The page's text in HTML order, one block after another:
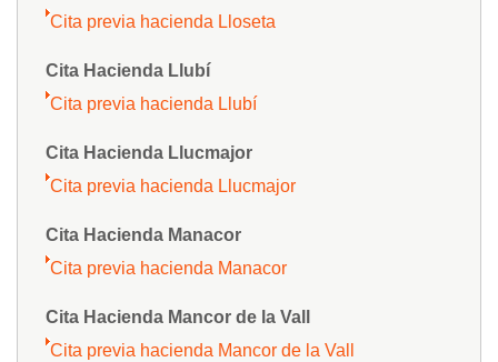
Cita previa hacienda Lloseta
Cita Hacienda Llubí
Cita previa hacienda Llubí
Cita Hacienda Llucmajor
Cita previa hacienda Llucmajor
Cita Hacienda Manacor
Cita previa hacienda Manacor
Cita Hacienda Mancor de la Vall
Cita previa hacienda Mancor de la Vall